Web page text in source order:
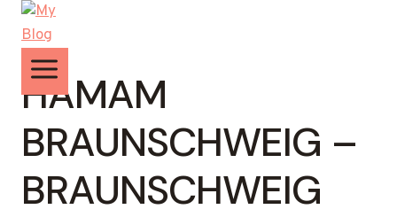
Zum
Inhalt
springen
HAMAM
BRAUNSCHWEIG –
BRAUNSCHWEIG